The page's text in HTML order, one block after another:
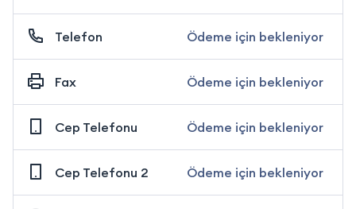
Telefon Ödeme için bekleniyor
Fax Ödeme için bekleniyor
Cep Telefonu Ödeme için bekleniyor
Cep Telefonu 2 Ödeme için bekleniyor